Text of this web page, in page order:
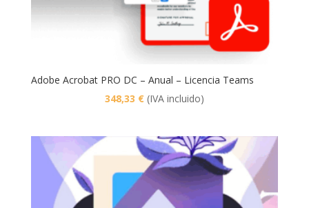
Adobe Acrobat PRO DC – Anual – Licencia Teams
348,33 € (IVA incluido)